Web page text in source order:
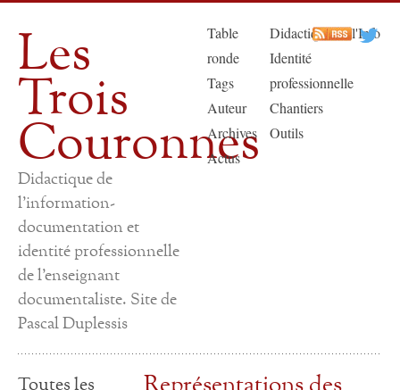
Les
Trois
Couronnes
Didactique de
l'information-
documentation et
identité professionnelle
de l'enseignant
documentaliste. Site de
Pascal Duplessis
Table
ronde
Tags
Auteur
Archives
Actus
Didactique de l'Info
Identité
professionnelle
Chantiers
Outils